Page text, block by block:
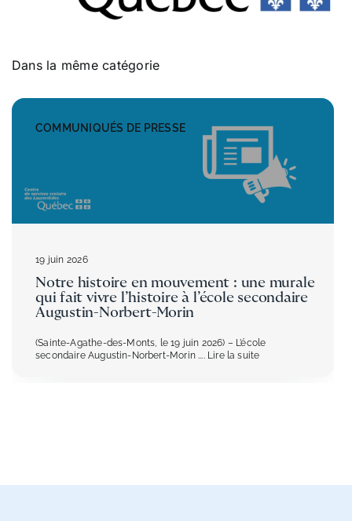
Dans la même catégorie
COMMUNIQUÉS DE PRESSE
19 juin 2026
Notre histoire en mouvement : une murale
qui fait vivre l’histoire à l’école secondaire
Augustin-Norbert-Morin
(Sainte-Agathe-des-Monts, le 19 juin 2026) – L’école
secondaire Augustin-Norbert-Morin.... Lire la suite